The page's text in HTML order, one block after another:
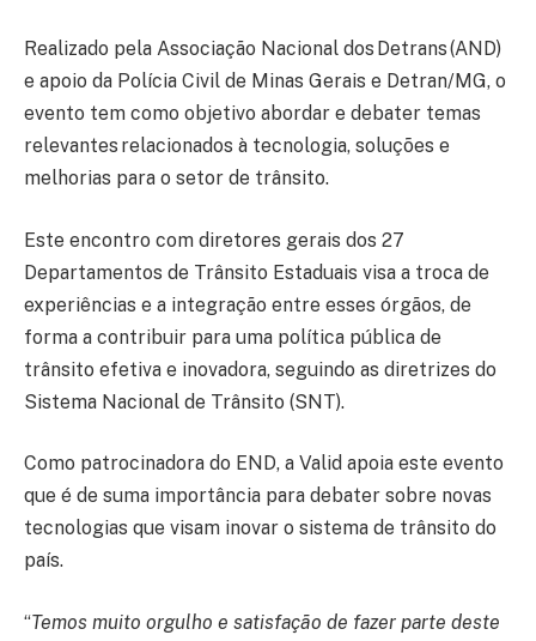
Realizado pela Associação Nacional dos Detrans (AND)
e apoio da Polícia Civil de Minas Gerais e Detran/MG, o
evento tem como objetivo abordar e debater temas
relevantes relacionados à tecnologia, soluções e
melhorias para o setor de trânsito.
Este encontro com diretores gerais dos 27
Departamentos de Trânsito Estaduais visa a troca de
experiências e a integração entre esses órgãos, de
forma a contribuir para uma política pública de
trânsito efetiva e inovadora, seguindo as diretrizes do
Sistema Nacional de Trânsito (SNT).
Como patrocinadora do END, a Valid apoia este evento
que é de suma importância para debater sobre novas
tecnologias que visam inovar o sistema de trânsito do
país.
“Temos muito orgulho e satisfação de fazer parte deste